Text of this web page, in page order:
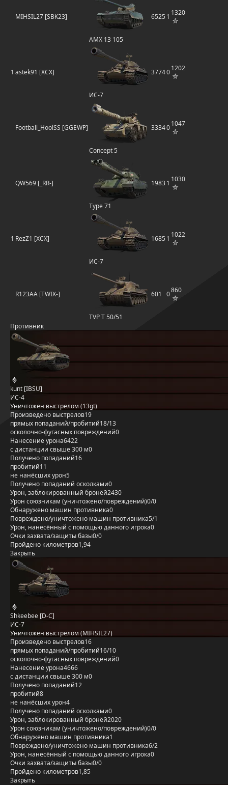
MIHSIL27 [SBK23]
AMX 13 105
6525 1 1320
1 astek91 [XCX]
ИС-7
377401202
Football_HoolSS [GGEWP]
Concept 5
333401047
QW569 [_RR-]
Type 71
19831 1030
1 RezZ1 [XCX]
ИС-7
1685 1 1022
R123AA [TWIX-]
TVP T 50/51
601 0860
Противник
kunt [IBSU]
ИС-4
Уничтожен выстрелом (13gt)
Произведено выстрелов19
прямых попаданий/пробитий18/13
осколочно-фугасных повреждений0
Нанесение урона6422
с дистанции свыше 300 м0
Получено попаданий16
пробитий11
не нанёсших урон5
Получено попаданий осколками0
Урон, заблокированный бронёй2430
Урон союзникам (уничтожено/повреждений)0/0
Обнаружено машин противника0
Повреждено/уничтожено машин противника5/1
Урон, нанесённый с помощью данного игрока0
Очки захвата/защиты базы0/0
Пройдено километров1,94
Закрыть
Shkeebee [D-C]
ИС-7
Уничтожен выстрелом (MIHSIL27)
Произведено выстрелов16
прямых попаданий/пробитий16/10
осколочно-фугасных повреждений0
Нанесение урона4666
с дистанции свыше 300 м0
Получено попаданий12
пробитий8
не нанёсших урон4
Получено попаданий осколками0
Урон, заблокированный бронёй2020
Урон союзникам (уничтожено/повреждений)0/0
Обнаружено машин противника1
Повреждено/уничтожено машин противника6/2
Урон, нанесённый с помощью данного игрока0
Очки захвата/защиты базы0/0
Пройдено километров1,85
Закрыть